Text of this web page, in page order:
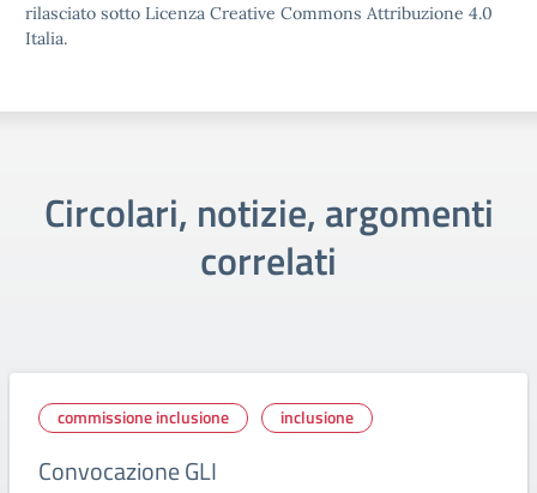
rilasciato sotto Licenza Creative Commons Attribuzione 4.0
Italia.
Circolari, notizie, argomenti
correlati
commissione inclusione inclusione
Convocazione GLI